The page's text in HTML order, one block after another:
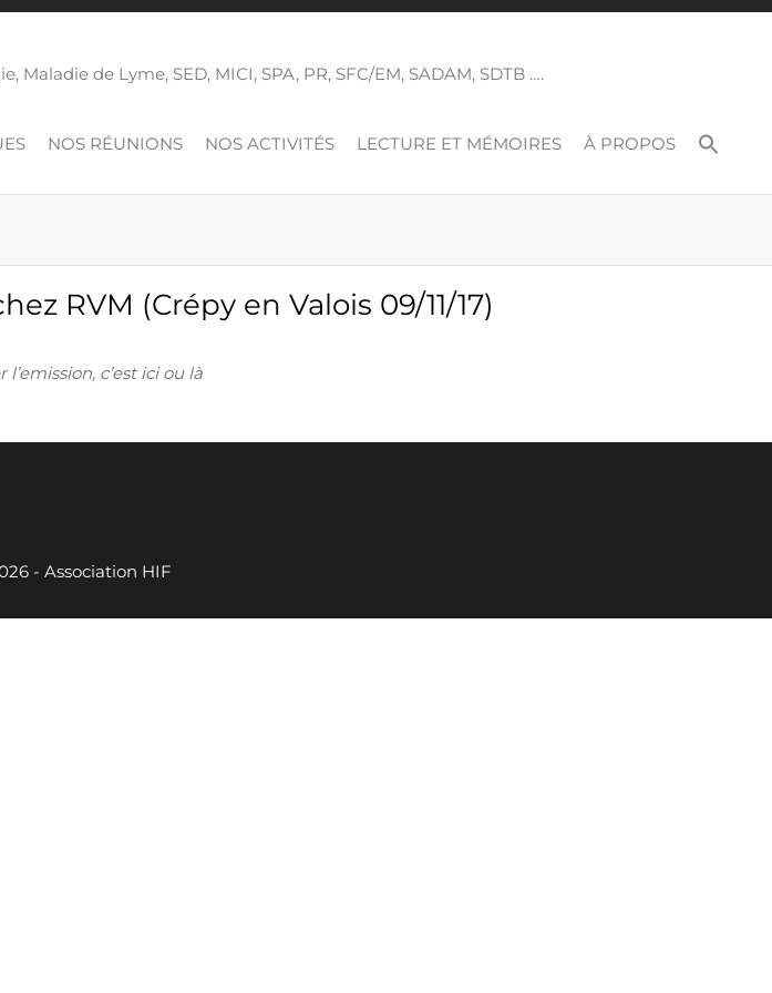
de Lyme, SED, MICI, SPA, PR, SFC/EM, SADAM, SDTB ….
NOS RÉUNIONS NOS ACTIVITÉS LECTURE ET MÉMOIRES À PROPOS
RVM (Crépy en Valois 09/11/17)
c’est ici ou là
- Association HIF